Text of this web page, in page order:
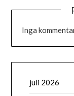
Inga
juli 2026